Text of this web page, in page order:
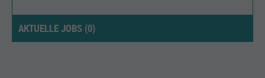
AKTUELLE JOBS (0)